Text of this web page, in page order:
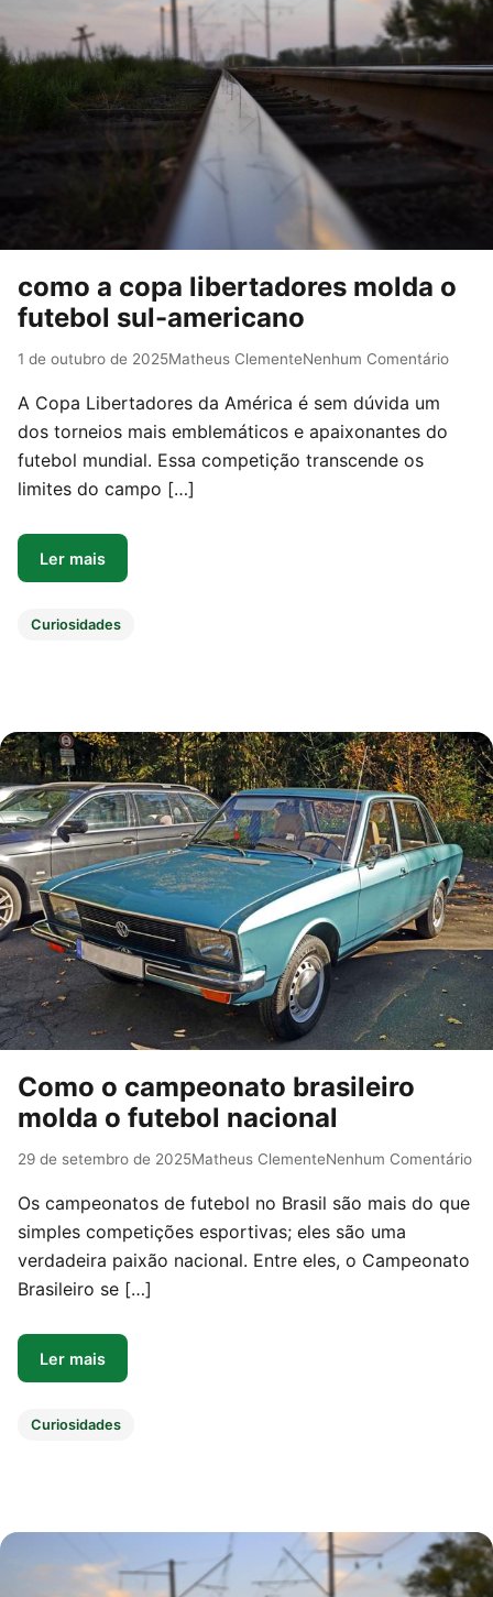
como a copa libertadores molda o
futebol sul-americano
1 de outubro de 2025Matheus ClementeNenhum Comentário
A Copa Libertadores da América é sem dúvida um
dos torneios mais emblemáticos e apaixonantes do
futebol mundial. Essa competição transcende os
limites do campo […]
Ler mais
Curiosidades
Como o campeonato brasileiro
molda o futebol nacional
29 de setembro de 2025Matheus ClementeNenhum Comentário
Os campeonatos de futebol no Brasil são mais do que
simples competições esportivas; eles são uma
verdadeira paixão nacional. Entre eles, o Campeonato
Brasileiro se […]
Ler mais
Curiosidades